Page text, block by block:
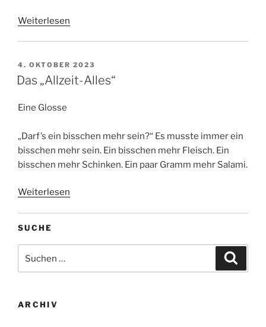
Weiterlesen
VERÖFFENTLICHT
AM
4. OKTOBER 2023
Das „Allzeit-Alles“
Eine Glosse
„Darf’s ein bisschen mehr sein?“ Es musste immer ein
bisschen mehr sein. Ein bisschen mehr Fleisch. Ein
bisschen mehr Schinken. Ein paar Gramm mehr Salami.
Weiterlesen
SUCHE
nach:
ARCHIV